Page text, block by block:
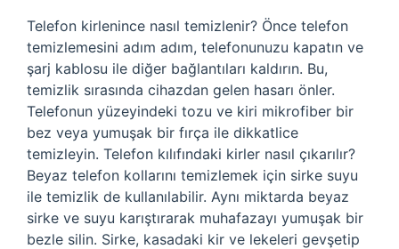
Telefon kirlenince nasıl temizlenir? Önce telefon
temizlemesini adım adım, telefonunuzu kapatın ve
şarj kablosu ile diğer bağlantıları kaldırın. Bu,
temizlik sırasında cihazdan gelen hasarı önler.
Telefonun yüzeyindeki tozu ve kiri mikrofiber bir
bez veya yumuşak bir fırça ile dikkatlice
temizleyin. Telefon kılıfındaki kirler nasıl çıkarılır?
Beyaz telefon kollarını temizlemek için sirke suyu
ile temizlik de kullanılabilir. Aynı miktarda beyaz
sirke ve suyu karıştırarak muhafazayı yumuşak bir
bezle silin. Sirke, kasadaki kir ve lekeleri gevşetip